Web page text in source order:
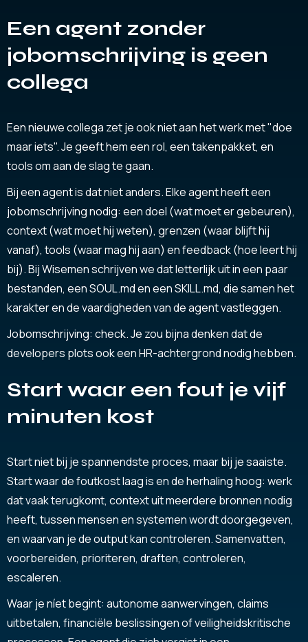
Een agent zonder
jobomschrijving is geen
collega
Een nieuwe collega zet je ook niet aan het werk met "doe
maar iets". Je geeft hem een rol, een takenpakket, en
tools om aan de slag te gaan.
Bij een agent is dat niet anders. Elke agent heeft een
jobomschrijving nodig: een doel (wat moet er gebeuren),
context (wat moet hij weten), grenzen (waar blijft hij
vanaf), tools (waar mag hij aan) en feedback (hoe leert hij
bij). Bij Wisemen schrijven we dat letterlijk uit in een paar
bestanden, een SOUL.md en een SKILL.md, die samen het
karakter en de vaardigheden van de agent vastleggen.
Jobomschrijving: check. Je zou bijna denken dat de
developers plots ook een HR-achtergrond nodig hebben.
Start waar een fout je vijf
minuten kost
Start niet bij je spannendste proces, maar bij je saaiste.
Start waar de foutkost laag is en de herhaling hoog: werk
dat vaak terugkomt, context uit meerdere bronnen nodig
heeft, tussen mensen en systemen wordt doorgegeven,
en waarvan je de output kan controleren. Samenvatten,
voorbereiden, prioriteren, draften, controleren,
escaleren.
Waar je níet begint: autonome aanwervingen, claims
uitbetalen, financiële beslissingen of veiligheidskritische